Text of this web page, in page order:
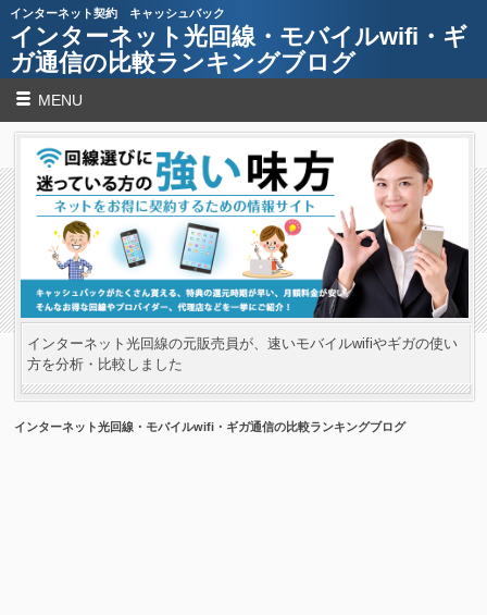
インターネット契約 キャッシュバック
インターネット光回線・モバイルwifi・ギ
ガ通信の比較ランキングブログ
MENU
インターネット光回線の元販売員が、速いモバイルwifiやギガの使い
方を分析・比較しました
インターネット光回線・モバイルwifi・ギガ通信の比較ランキングブログ